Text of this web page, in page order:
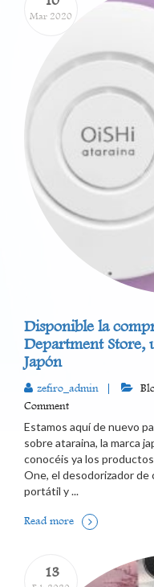
Mar 2020
Disponible la
Department Store,
Japón
zefiro_admin
Comment
Estamos aquí de nuevo
sobre ataraina, la marca
conocéis ya los
One, el desodorizador de
portátil y ...
Read more
13